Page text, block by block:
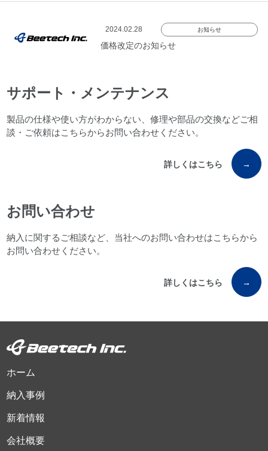
2024.02.28 お知らせ
価格改定のお知らせ
サポート・メンテナンス
製品の仕様や使い方がわからない、修理や部品の交換などご相
談・ご依頼はこちらからお問い合わせください。
詳しくはこちら →
お問い合わせ
納入に関するご相談など、当社へのお問い合わせはこちらから
お問い合わせください。
詳しくはこちら →
ホーム
納入事例
新着情報
会社概要